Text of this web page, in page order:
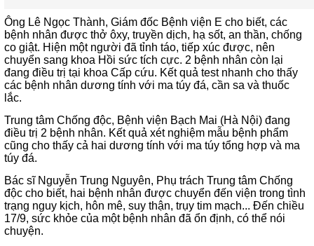
Ông Lê Ngọc Thành, Giám đốc Bệnh viện E cho biết, các
bệnh nhân được thở ôxy, truyền dịch, hạ sốt, an thần, chống
co giật. Hiện một người đã tỉnh táo, tiếp xúc được, nên
chuyển sang khoa Hồi sức tích cực. 2 bệnh nhân còn lại
đang điều trị tại khoa Cấp cứu. Kết quả test nhanh cho thấy
các bệnh nhân dương tính với ma túy đá, cần sa và thuốc
lắc.
Trung tâm Chống độc, Bệnh viện Bạch Mai (Hà Nội) đang
điều trị 2 bệnh nhân. Kết quả xét nghiệm mẫu bệnh phẩm
cũng cho thấy cả hai dương tính với ma túy tổng hợp và ma
túy đá.
Bác sĩ Nguyễn Trung Nguyên, Phụ trách Trung tâm Chống
độc cho biết, hai bệnh nhân được chuyển đến viện trong tình
trạng nguy kịch, hôn mê, suy thận, trụy tim mạch... Đến chiều
17/9, sức khỏe của một bệnh nhân đã ổn định, có thể nói
chuyện.